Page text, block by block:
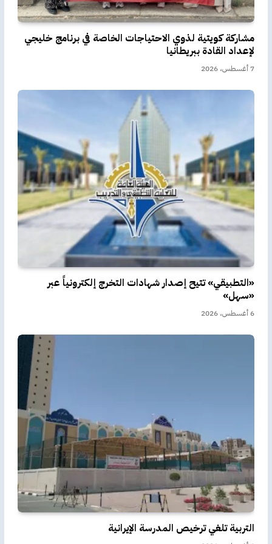
مشاركة كويتية لذوي الاحتياجات الخاصة في برنامج خليجي
لإعداد القادة ببريطانيا
7 أغسطس، 2026
«التطبيقي» تتيح إصدار شهادات التخرج إلكترونياً عبر
«سهل»
6 أغسطس، 2026
التربية تلغي ترخيص المدرسة الإيرانية